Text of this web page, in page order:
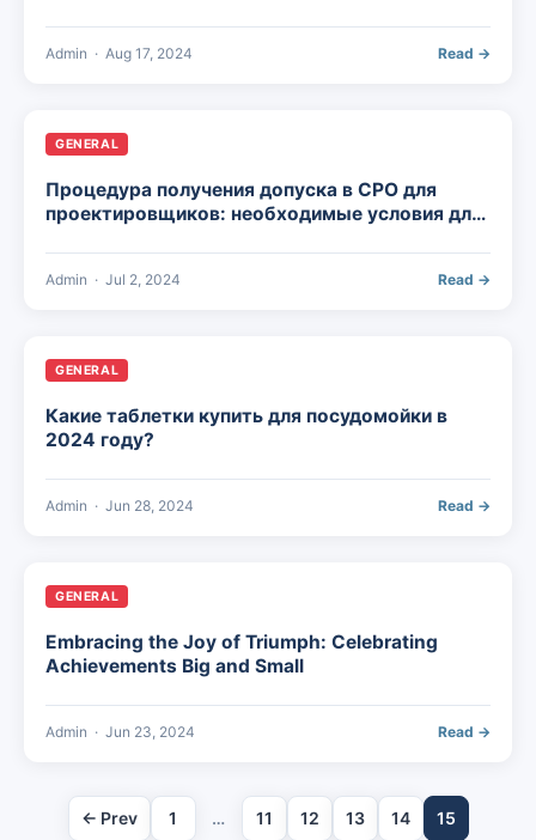
Admin · Aug 17, 2024 Read →
GENERAL
Процедура получения допуска в СРО для
проектировщиков: необходимые условия для
Admin · Jul 2, 2024 Read →
GENERAL
Какие таблетки купить для посудомойки в
2024 году?
Admin · Jun 28, 2024 Read →
GENERAL
Embracing the Joy of Triumph: Celebrating
Achievements Big and Small
Admin · Jun 23, 2024 Read →
← Prev 1 … 11 12 13 14 15